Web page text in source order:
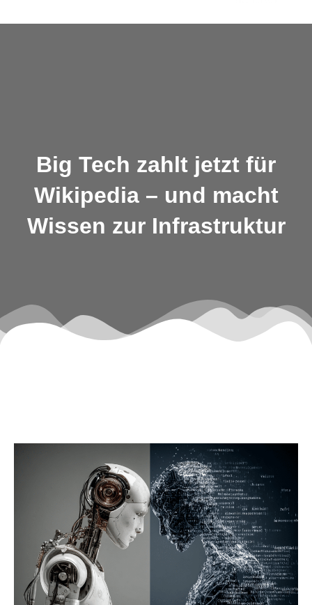
to
Big Tech zahlt jetzt für
Wikipedia – und macht
Wissen zur Infrastruktur